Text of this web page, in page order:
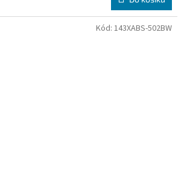
Kód: 143XABS-502BW